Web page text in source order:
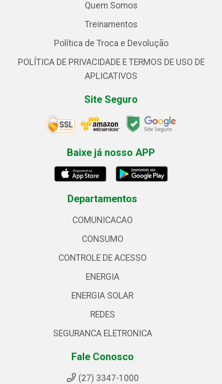
Quem Somos
Treinamentos
Política de Troca e Devolução
POLÍTICA DE PRIVACIDADE E TERMOS DE USO DE
APLICATIVOS
Site Seguro
Baixe já nosso APP
Departamentos
COMUNICACAO
CONSUMO
CONTROLE DE ACESSO
ENERGIA
ENERGIA SOLAR
REDES
SEGURANCA ELETRONICA
Fale Conosco
(27) 3347-1000